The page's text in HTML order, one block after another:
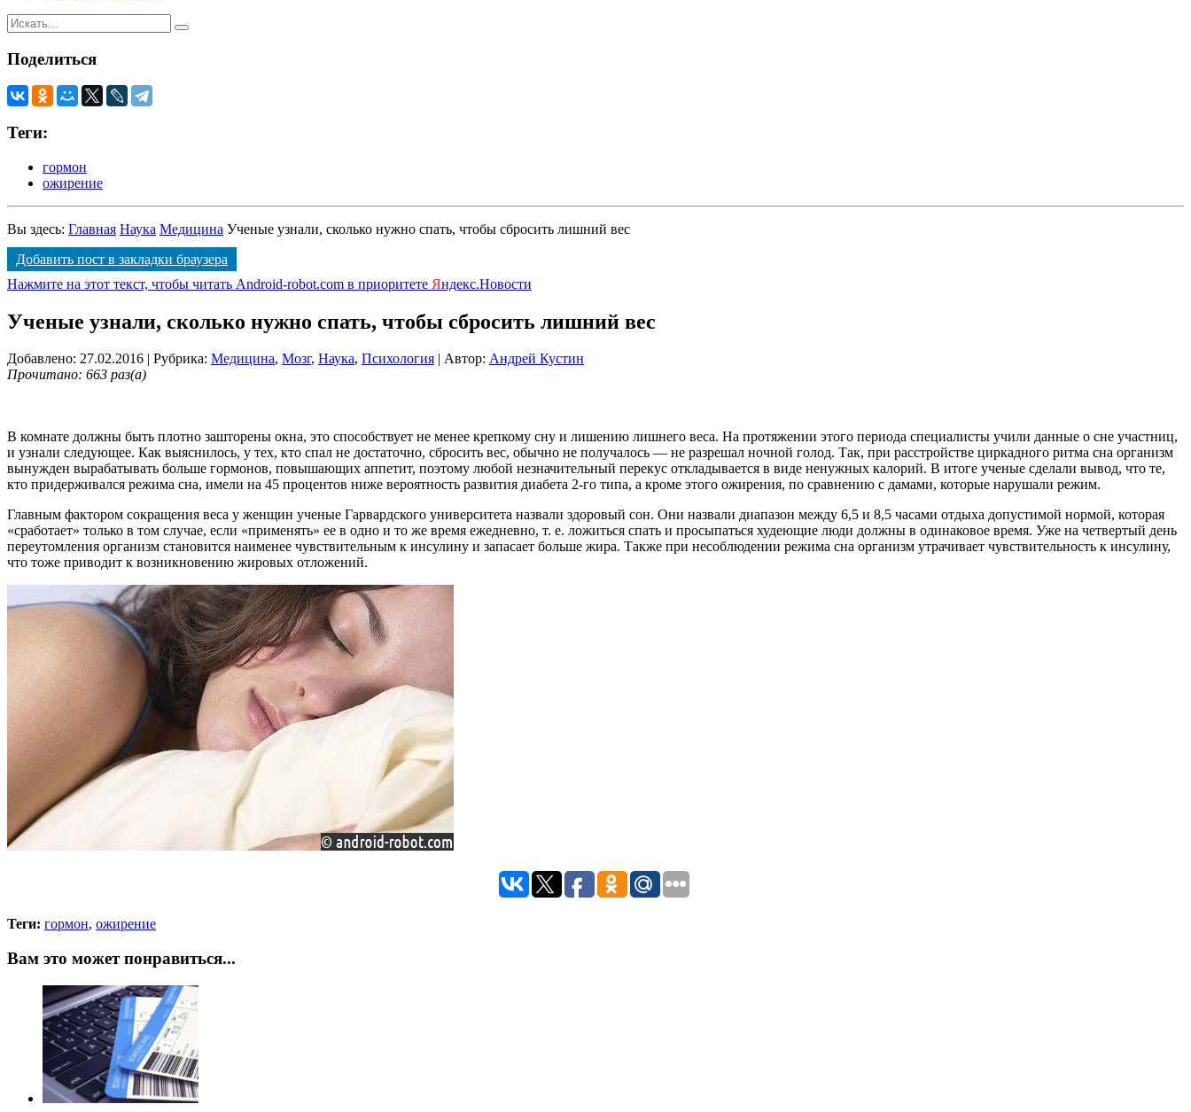
Поделиться
Теги:
гормон
ожирение
Вы здесь: Главная Наука Медицина Ученые узнали, сколько нужно спать, чтобы сбросить лишний вес
Добавить пост в закладки браузера
Нажмите на этот текст, чтобы читать Android-robot.com в приоритете Яндекс.Новости
Ученые узнали, сколько нужно спать, чтобы сбросить лишний вес
Добавлено: 27.02.2016 | Рубрика: Медицина, Мозг, Наука, Психология | Автор: Андрей Кустин
Прочитано: 663 раз(а)
В комнате должны быть плотно зашторены окна, это способствует не менее крепкому сну и лишению лишнего веса. На протяжении этого периода специалисты учили данные о сне участниц,
и узнали следующее. Как выяснилось, у тех, кто спал не достаточно, сбросить вес, обычно не получалось — не разрешал ночной голод. Так, при расстройстве циркадного ритма сна организм
вынужден вырабатывать больше гормонов, повышающих аппетит, поэтому любой незначительный перекус откладывается в виде ненужных калорий. В итоге ученые сделали вывод, что те,
кто придерживался режима сна, имели на 45 процентов ниже вероятность развития диабета 2-го типа, а кроме этого ожирения, по сравнению с дамами, которые нарушали режим.
Главным фактором сокращения веса у женщин ученые Гарвардского университета назвали здоровый сон. Они назвали диапазон между 6,5 и 8,5 часами отдыха допустимой нормой, которая
«сработает» только в том случае, если «применять» ее в одно и то же время ежедневно, т. е. ложиться спать и просыпаться худеющие люди должны в одинаковое время. Уже на четвертый день
переутомления организм становится наименее чувствительным к инсулину и запасает больше жира. Также при несоблюдении режима сна организм утрачивает чувствительность к инсулину,
что тоже приводит к возникновению жировых отложений.
Теги: гормон, ожирение
Вам это может понравиться...